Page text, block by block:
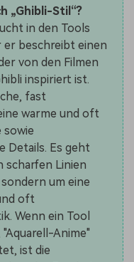
„Ghibli-Stil“?
in den Tools
er beschreibt einen
von den Filmen
inspiriert ist.
fast
warme und oft
sowie
Details. Es geht
scharfen Linien
um eine
oft
Wenn ein Tool
Anime"
ist die